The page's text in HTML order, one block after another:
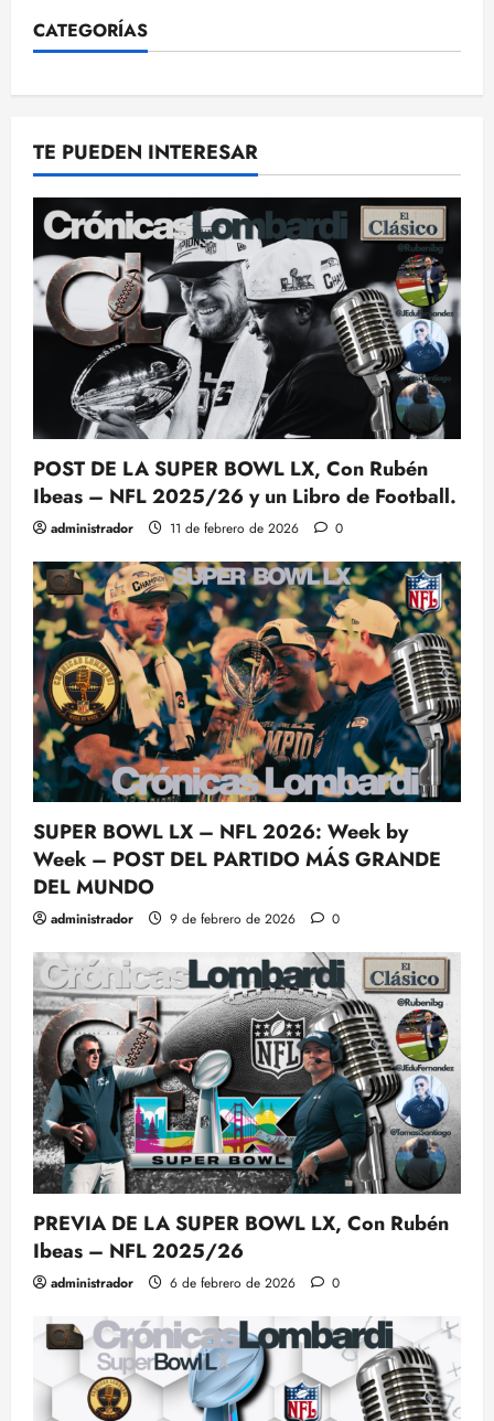
CATEGORÍAS
TE PUEDEN INTERESAR
POST DE LA SUPER BOWL LX, Con Rubén
Ibeas – NFL 2025/26 y un Libro de Football.
administrador 11 de febrero de 2026 0
SUPER BOWL LX – NFL 2026: Week by
Week – POST DEL PARTIDO MÁS GRANDE
DEL MUNDO
administrador 9 de febrero de 2026 0
PREVIA DE LA SUPER BOWL LX, Con Rubén
Ibeas – NFL 2025/26
administrador 6 de febrero de 2026 0